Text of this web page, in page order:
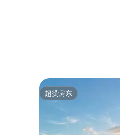
超赞房东
超赞房东